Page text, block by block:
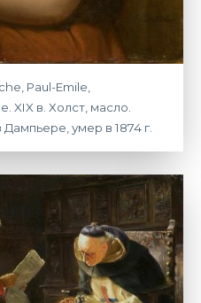
Paul-Emile,
XIX в. Холст, масло.
Дампьере, умер в 1874 г.